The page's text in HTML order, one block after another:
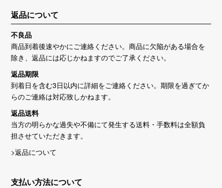
返品について
不良品
商品到着後速やかにご連絡ください。商品に欠陥がある場合を
除き、返品には応じかねますのでご了承ください。
返品期限
到着日を含む3日以内に詳細をご連絡ください。期限を過ぎてか
らのご連絡は対応致しかねます。
返品送料
当方の明らかな過失や不備にて発生する送料・手数料は全額負
担させていただきます。
>返品について
支払い方法について